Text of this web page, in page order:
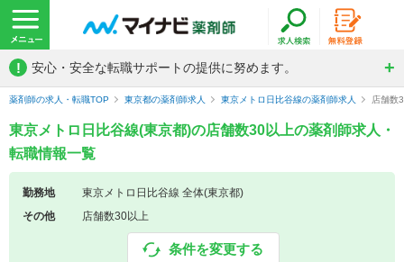
! 安心・安全な転職サポートの提供に努めます。
薬剤師の求人・転職TOP 東京都の薬剤師求人 東京メトロ日比谷線の薬剤師求人 店舗数
東京メトロ日比谷線(東京都)の店舗数30以上の薬剤師求人・
転職情報一覧
勤務地
東京メトロ日比谷線 全体(東京都)
その他
店舗数30以上
条件を変更する